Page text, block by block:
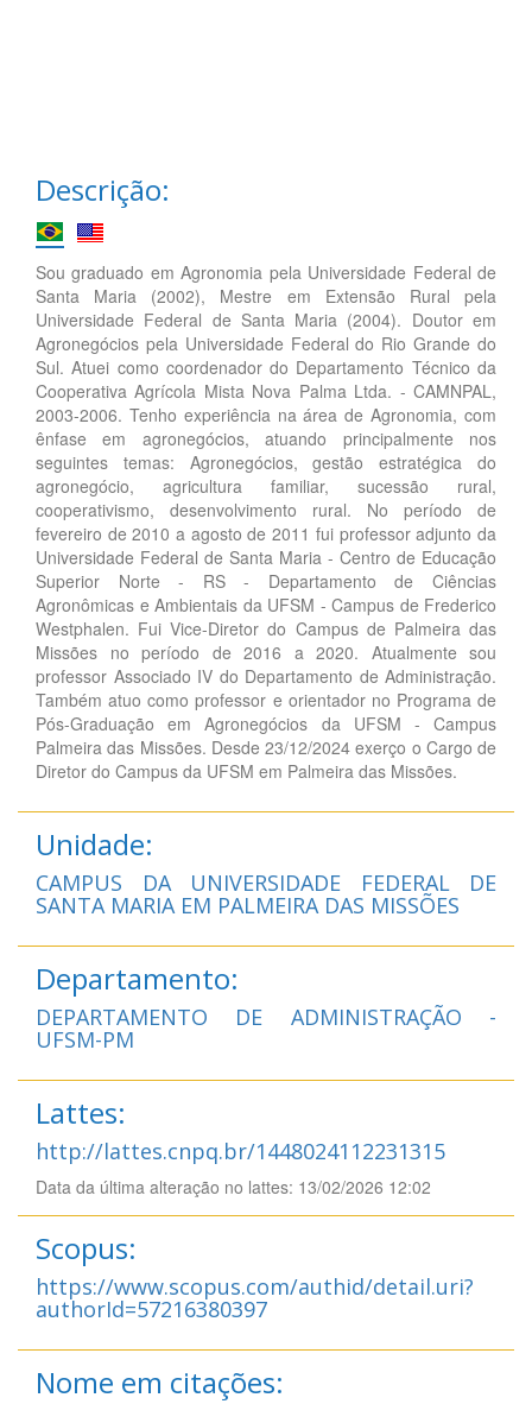
Descrição:
Sou graduado em Agronomia pela Universidade Federal de
Santa Maria (2002), Mestre em Extensão Rural pela
Universidade Federal de Santa Maria (2004). Doutor em
Agronegócios pela Universidade Federal do Rio Grande do
Sul. Atuei como coordenador do Departamento Técnico da
Cooperativa Agrícola Mista Nova Palma Ltda. - CAMNPAL,
2003-2006. Tenho experiência na área de Agronomia, com
ênfase em agronegócios, atuando principalmente nos
seguintes temas: Agronegócios, gestão estratégica do
agronegócio, agricultura familiar, sucessão rural,
cooperativismo, desenvolvimento rural. No período de
fevereiro de 2010 a agosto de 2011 fui professor adjunto da
Universidade Federal de Santa Maria - Centro de Educação
Superior Norte - RS - Departamento de Ciências
Agronômicas e Ambientais da UFSM - Campus de Frederico
Westphalen. Fui Vice-Diretor do Campus de Palmeira das
Missões no período de 2016 a 2020. Atualmente sou
professor Associado IV do Departamento de Administração.
Também atuo como professor e orientador no Programa de
Pós-Graduação em Agronegócios da UFSM - Campus
Palmeira das Missões. Desde 23/12/2024 exerço o Cargo de
Diretor do Campus da UFSM em Palmeira das Missões.
Unidade:
CAMPUS DA UNIVERSIDADE FEDERAL DE
SANTA MARIA EM PALMEIRA DAS MISSÕES
Departamento:
DEPARTAMENTO DE ADMINISTRAÇÃO -
UFSM-PM
Lattes:
http://lattes.cnpq.br/1448024112231315
Data da última alteração no lattes: 13/02/2026 12:02
Scopus:
https://www.scopus.com/authid/detail.uri?
authorId=57216380397
Nome em citações: